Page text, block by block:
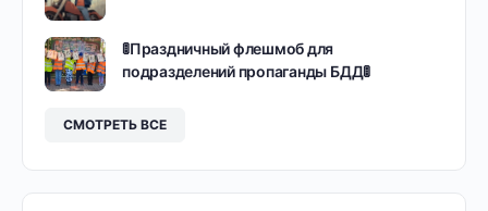
🚦Праздничный флешмоб для
подразделений пропаганды БДД🚦
СМОТРЕТЬ ВСЕ